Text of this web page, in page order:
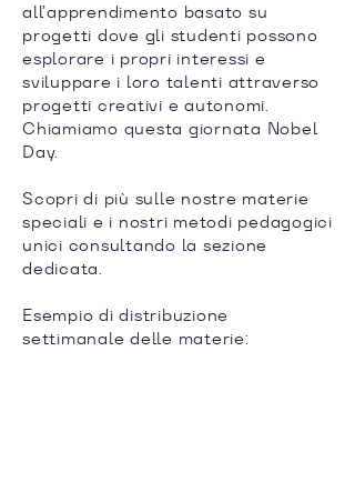
all’apprendimento basato su
progetti dove gli studenti possono
esplorare i propri interessi e
sviluppare i loro talenti attraverso
progetti creativi e autonomi.
Chiamiamo questa giornata Nobel
Day.
Scopri di più sulle nostre materie
speciali e i nostri metodi pedagogici
unici consultando la sezione
dedicata.
Esempio di distribuzione
settimanale delle materie: